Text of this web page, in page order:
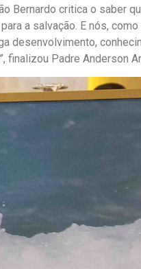
Bernardo critica o saber
a salvação. E nós,
desenvolvimento,
finalizou Padre Anderson